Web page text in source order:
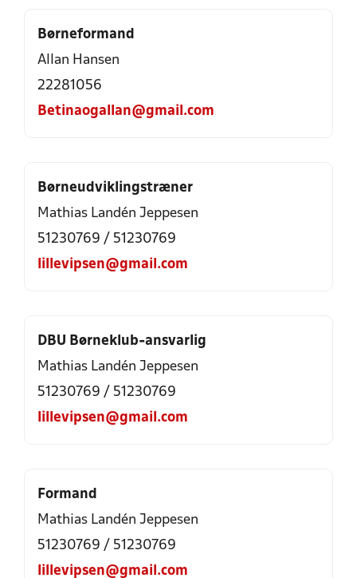
Børneformand
Allan Hansen
22281056
Betinaogallan@gmail.com
Børneudviklingstræner
Mathias Landén Jeppesen
51230769 / 51230769
lillevipsen@gmail.com
DBU Børneklub-ansvarlig
Mathias Landén Jeppesen
51230769 / 51230769
lillevipsen@gmail.com
Formand
Mathias Landén Jeppesen
51230769 / 51230769
lillevipsen@gmail.com